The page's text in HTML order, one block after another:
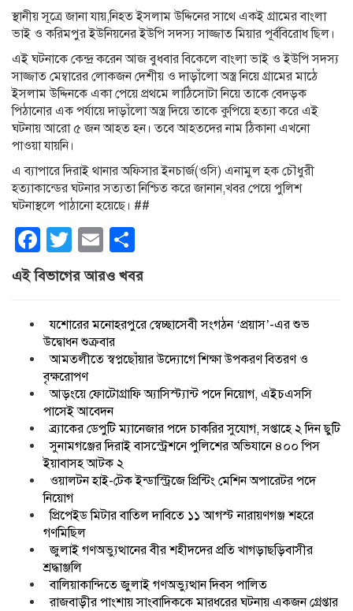
স্থানীয় সূত্রে জানা যায়,নিহত ইসলাম উদ্দিনের সাথে একই গ্রামের বাংলা
ভাই ও করিমপুর ইউনিয়নের ইউপি সদস্য সাজ্জাত মিয়ার পূর্ববিরোধ ছিল।
এই ঘটনাকে কেন্দ্র করেন আজ বুধবার বিকেলে বাংলা ভাই ও ইউপি সদস্য
সাজ্জাত মেম্বারের লোকজন দেশীয় ও দাড়াঁলো অস্ত্র নিয়ে গ্রামের মাঠে
ইসলাম উদ্দিনকে একা পেয়ে প্রথমে লাঠিসোটা নিয়ে তাকে বেদড়ক
পিঠানোর এক পর্যায়ে দাড়াঁলো অস্ত্র দিয়ে তাকে কুপিয়ে হত্যা করে এই
ঘটনায় আরো ৫ জন আহত হন। তবে আহতদের নাম ঠিকানা এখনো
পাওয়া যায়নি।
এ ব্যাপারে দিরাই থানার অফিসার ইনচার্জ(ওসি) এনামুল হক চৌধুরী
হত্যাকান্ডের ঘটনার সত্যতা নিশ্চিত করে জানান,খবর পেয়ে পুলিশ
ঘটনাস্থলে পাঠানো হয়েছে। ##
Facebook
Twitter
Email
এই বিভাগের আরও খবর
যশোরের মনোহরপুরে স্বেচ্ছাসেবী সংগঠন ‘প্রয়াস’-এর শুভ
উদ্বোধন শুক্রবার
আমতলীতে স্বপ্নছোঁয়ার উদ্যোগে শিক্ষা উপকরণ বিতরণ ও
বৃক্ষরোপণ
আড়ংয়ে ফোটোগ্রাফি অ্যাসিস্ট্যান্ট পদে নিয়োগ, এইচএসসি
পাসেই আবেদন
ব্র্যাকের ডেপুটি ম্যানেজার পদে চাকরির সুযোগ, সপ্তাহে ২ দিন ছুটি
সুনামগঞ্জের দিরাই বাসস্ট্রেশনে পুলিশের অভিযানে ৪০০ পিস
ইয়াবাসহ আটক ২
ওয়ালটন হাই-টেক ইন্ডাস্ট্রিজে প্রিন্টিং মেশিন অপারেটর পদে
নিয়োগ
প্রিপেইড মিটার বাতিল দাবিতে ১১ আগস্ট নারায়ণগঞ্জ শহরে
গণমিছিল
জুলাই গণঅভ্যুত্থানের বীর শহীদদের প্রতি খাগড়াছড়িবাসীর
শ্রদ্ধাঞ্জলি
বালিয়াকান্দিতে জুলাই গণঅভ্যুত্থান দিবস পালিত
রাজবাড়ীর পাংশায় সাংবাদিককে মারধরের ঘটনায় একজন গ্রেপ্তার